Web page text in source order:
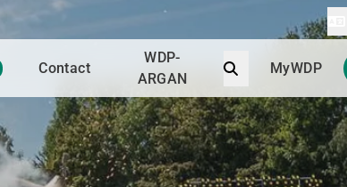
Contact
WDP-
ARGAN
ZoekMyWDP